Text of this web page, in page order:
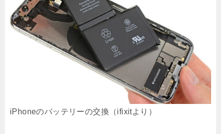
iPhoneのバッテリーの交換（ifixitより）